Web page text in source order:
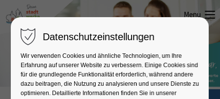
Menu
Datenschutzeinstellungen
Wir verwenden Cookies und ähnliche Technologien, um Ihre
Erfahrung auf unserer Website zu verbessern. Einige Cookies sind
für die grundlegende Funktionalität erforderlich, während andere
dazu beitragen, die Nutzung zu analysieren und unsere Dienste zu
optimieren. Detaillierte Informationen finden Sie in unserer